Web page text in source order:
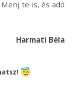
te is, és add
Harmati Béla